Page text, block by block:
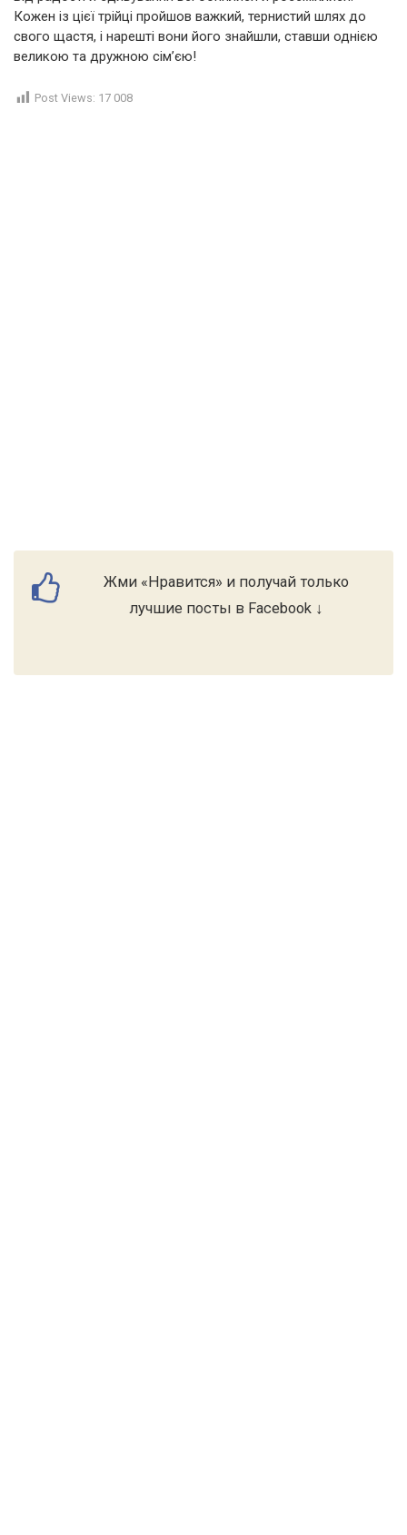
Кожен із цієї трійці пройшов важкий, тернистий шлях до
свого щастя, і нарешті вони його знайшли, ставши однією
великою та дружною сім’єю!
Post Views: 17 008
Жми «Нравится» и получай только
лучшие посты в Facebook ↓